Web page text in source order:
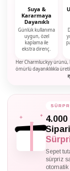
Suya &
Kararmaya
Dayanıklı
Günlük kullanıma
uygun, özel
kaplama ile
ekstra direnç.
Her Charmluckyy ürünü,
ömürlü dayanıklılıkla
✦ ✦
✦
Sepet
sürpriz
otomatik